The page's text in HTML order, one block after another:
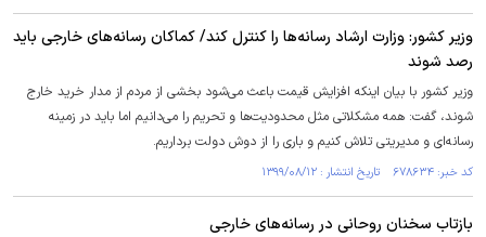
وزیر کشور: وزارت ارشاد رسانه‌ها را کنترل کند/ کماکان رسانه‌های خارجی باید
رصد شوند
وزیر کشور با بیان اینکه افزایش قیمت باعث می‌شود بخشی از مردم از مدار خرید خارج
شوند، گفت: همه مشکلاتی مثل محدودیت‌ها و تحریم را می‌دانیم اما باید در زمینه
رسانه‌ای و مدیریتی تلاش کنیم و باری را از دوش دولت برداریم.
کد خبر: ۶۷۸۶۳۴ تاریخ انتشار : ۱۳۹۹/۰۸/۱۲
بازتاب سخنان روحانی در رسانه‌های خارجی